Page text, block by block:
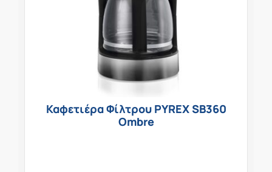
Καφετιέρα Φίλτρου PYREX SB360
Ombre